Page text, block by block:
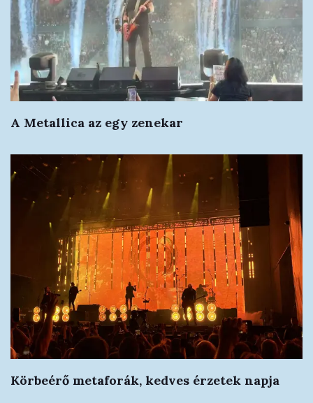
A Metallica az egy zenekar
Körbeérő metaforák, kedves érzetek napja